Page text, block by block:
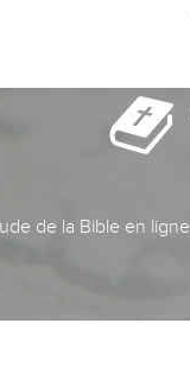
de la Bible en